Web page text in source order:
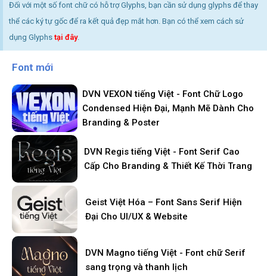
Đối với một số font chữ có hỗ trợ Glyphs, bạn cần sử dụng glyphs để thay
thể các ký tự gốc để ra kết quả đẹp mắt hơn. Bạn có thể xem cách sử
dụng Glyphs tại đây.
Font mới
DVN VEXON tiếng Việt - Font Chữ Logo
Condensed Hiện Đại, Mạnh Mẽ Dành Cho
Branding & Poster
DVN Regis tiếng Việt - Font Serif Cao
Cấp Cho Branding & Thiết Kế Thời Trang
Geist Việt Hóa – Font Sans Serif Hiện
Đại Cho UI/UX & Website
DVN Magno tiếng Việt - Font chữ Serif
sang trọng và thanh lịch